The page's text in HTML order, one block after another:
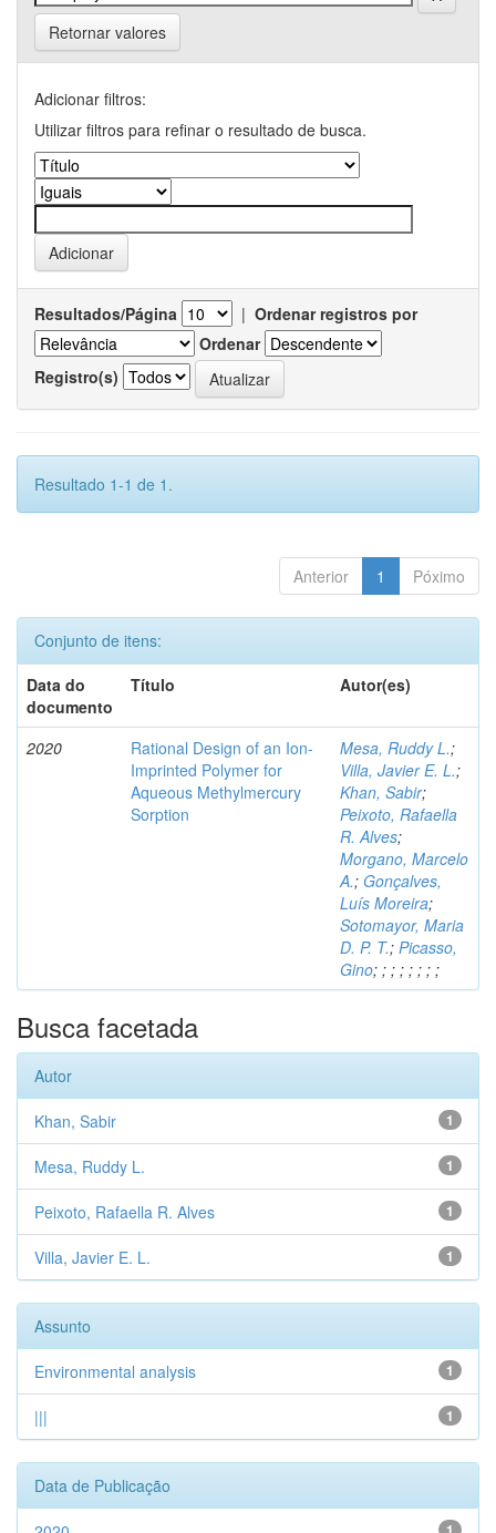
Retornar valores
Adicionar filtros:
Utilizar filtros para refinar o resultado de busca.
Resultados/Página | Ordenar registros por
Ordenar
Registro(s)
Resultado 1-1 de 1.
Anterior 1 Póximo
Conjunto de itens:
Data do
documento
Título Autor(es)
2020
Rational Design of an Ion-
Imprinted Polymer for
Aqueous Methylmercury
Sorption
Mesa, Ruddy L.;
Villa, Javier E. L.;
Khan, Sabir;
Peixoto, Rafaella
R. Alves;
Morgano, Marcelo
A.; Gonçalves,
Luís Moreira;
Sotomayor, Maria
D. P. T.; Picasso,
Gino; ; ; ; ; ; ; ;
Busca facetada
Autor
1
Khan, Sabir
1
Mesa, Ruddy L.
1
Peixoto, Rafaella R. Alves
1
Villa, Javier E. L.
Assunto
1
Environmental analysis
1
|||
Data de Publicação